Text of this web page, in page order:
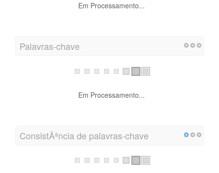
Em Processamento...
Palavras-chave
Em Processamento...
ConsistÃªncia de palavras-chave